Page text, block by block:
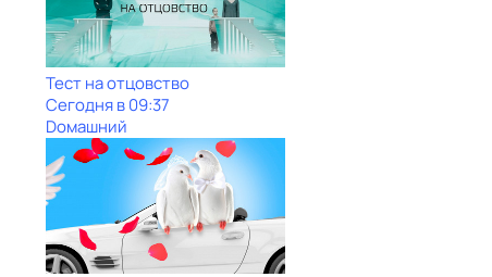
Тест на отцовство
Сегодня в 09:37
Dомашний